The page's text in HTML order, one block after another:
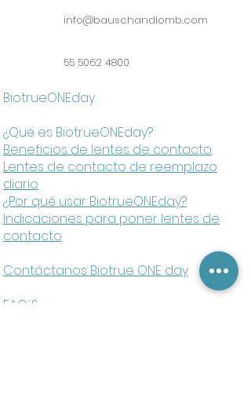
info@bauschandlomb.com
55 5062 4800
BiotrueONEday
¿Qué es BiotrueONEday?
Beneficios de lentes de contacto
Lentes de contacto de reemplazo
diario
¿Por qué usar BiotrueONEday?
Indicaciones para poner lentes de
contacto
Contáctanos Biotrue ONE day
FAQ´S